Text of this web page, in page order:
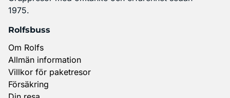
1975.
Rolfsbuss
Om Rolfs
Allmän information
Villkor för paketresor
Försäkring